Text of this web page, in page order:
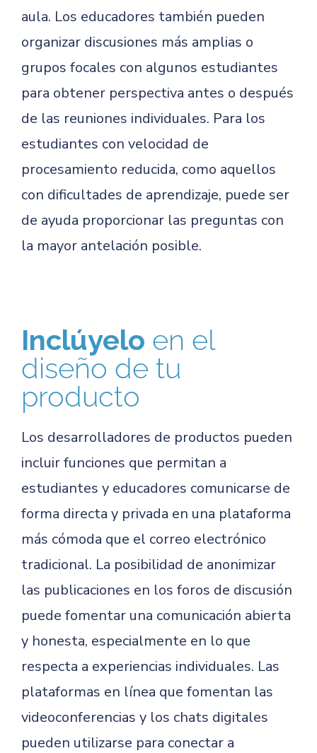
aula. Los educadores también pueden
organizar discusiones más amplias o
grupos focales con algunos estudiantes
para obtener perspectiva antes o después
de las reuniones individuales. Para los
estudiantes con velocidad de
procesamiento reducida, como aquellos
con dificultades de aprendizaje, puede ser
de ayuda proporcionar las preguntas con
la mayor antelación posible.
Inclúyelo en el
diseño de tu
producto
Los desarrolladores de productos pueden
incluir funciones que permitan a
estudiantes y educadores comunicarse de
forma directa y privada en una plataforma
más cómoda que el correo electrónico
tradicional. La posibilidad de anonimizar
las publicaciones en los foros de discusión
puede fomentar una comunicación abierta
y honesta, especialmente en lo que
respecta a experiencias individuales. Las
plataformas en línea que fomentan las
videoconferencias y los chats digitales
pueden utilizarse para conectar a